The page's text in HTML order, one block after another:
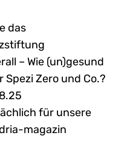
das
– Wie (un)gesund
Spezi Zero und Co.?
für unsere
magazin